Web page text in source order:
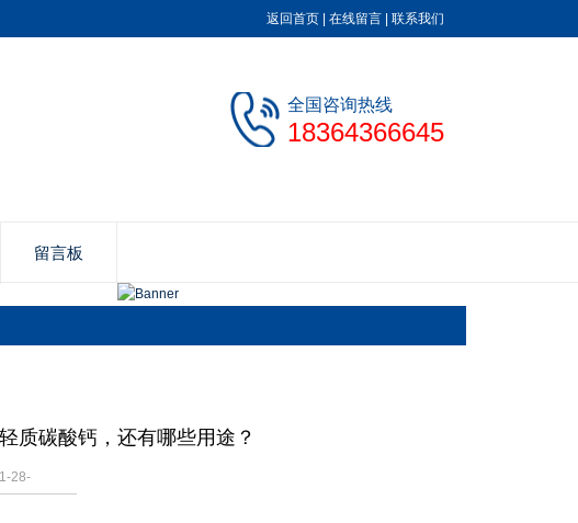
返回首页 在线留言 联系我们
全国咨询热线
18364366645
留言板
质碳酸钙，还有哪些用途？
28-